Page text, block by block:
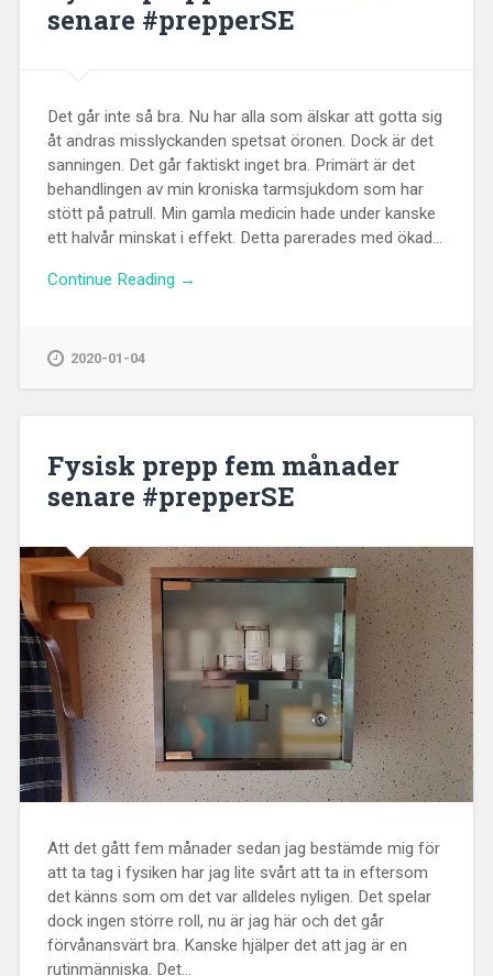
senare #prepperSE
Det går inte så bra. Nu har alla som älskar att gotta sig
åt andras misslyckanden spetsat öronen. Dock är det
sanningen. Det går faktiskt inget bra. Primärt är det
behandlingen av min kroniska tarmsjukdom som har
stött på patrull. Min gamla medicin hade under kanske
ett halvår minskat i effekt. Detta parerades med ökad...
Continue Reading →
2020-01-04
Fysisk prepp fem månader
senare #prepperSE
Att det gått fem månader sedan jag bestämde mig för
att ta tag i fysiken har jag lite svårt att ta in eftersom
det känns som om det var alldeles nyligen. Det spelar
dock ingen större roll, nu är jag här och det går
förvånansvärt bra. Kanske hjälper det att jag är en
rutinmänniska. Det...